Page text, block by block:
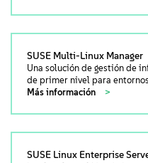
SUSE Multi-Linux Manager
Una solución de gestión de
de primer nivel para
Más información
SUSE Linux Enterprise